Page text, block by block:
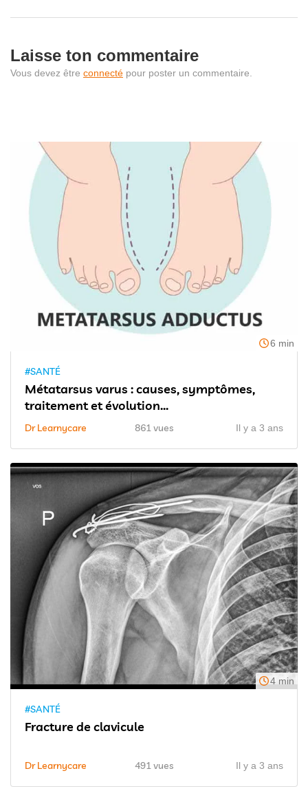
Laisse ton commentaire
Vous devez être connecté pour poster un commentaire.
6 min
#SANTÉ
Métatarsus varus : causes, symptômes,
traitement et évolution...
Dr Learnycare 861 vues Il y a 3 ans
4 min
#SANTÉ
Fracture de clavicule
Dr Learnycare 491 vues Il y a 3 ans